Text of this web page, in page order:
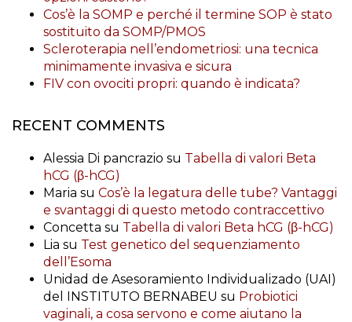
Cos’è la SOMP e perché il termine SOP è stato
sostituito da SOMP/PMOS
Scleroterapia nell’endometriosi: una tecnica
minimamente invasiva e sicura
FIV con ovociti propri: quando è indicata?
RECENT COMMENTS
Alessia Di pancrazio su Tabella di valori Beta
hCG (β-hCG)
Maria su Cos’è la legatura delle tube? Vantaggi
e svantaggi di questo metodo contraccettivo
Concetta su Tabella di valori Beta hCG (β-hCG)
Lia su Test genetico del sequenziamento
dell’Esoma
Unidad de Asesoramiento Individualizado (UAI)
del INSTITUTO BERNABEU su Probiotici
vaginali, a cosa servono e come aiutano la